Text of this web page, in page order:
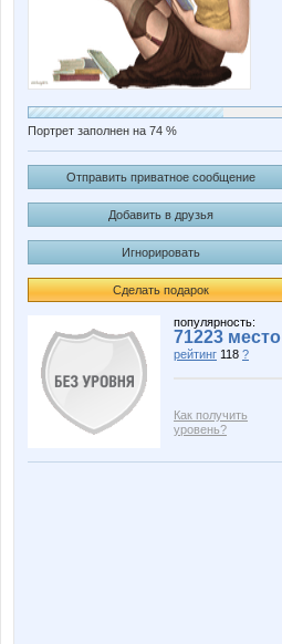
Портрет заполнен на 74 %
Отправить приватное сообщение
Добавить в друзья
Игнорировать
Сделать подарок
популярность:
71223 место
рейтинг 118 ?
Как получить
уровень?